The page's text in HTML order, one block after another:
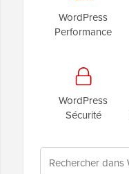
WordPress
Performance
WordPress
Sécurité